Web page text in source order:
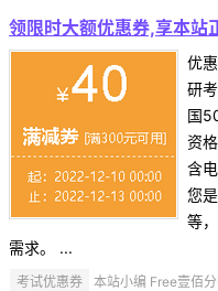
领限时大额优惠券,享本站
优
研
国
资
含
您
等
需求。 ...
考试优惠券 本站小编 Free壹佰